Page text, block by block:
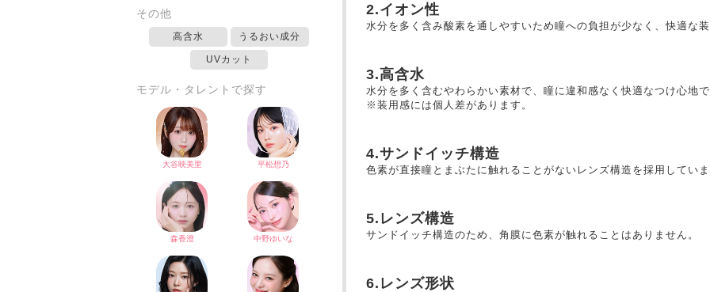
その他
高含水 うるおい成分
UVカット
モデル・タレントで探す
2.イオン性
水分を多く含み酸素を通しやすいため瞳への負担が少なく、快適な
3.高含水
水分を多く含むやわらかい素材で、瞳に違和感なく快適なつけ心地
※装用感には個人差があります。
4.サンドイッチ構造
色素が直接瞳とまぶたに触れることがないレンズ構造を採用してい
5.レンズ構造
サンドイッチ構造のため、角膜に色素が触れることはありません。
6.レンズ形状